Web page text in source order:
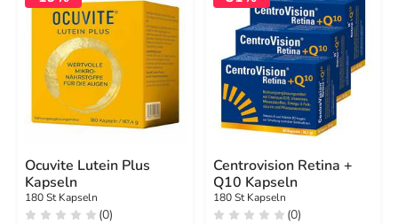
Ocuvite Lutein Plus
Kapseln
180 St Kapseln
(0)
Centrovision Retina +
Q10 Kapseln
180 St Kapseln
(0)